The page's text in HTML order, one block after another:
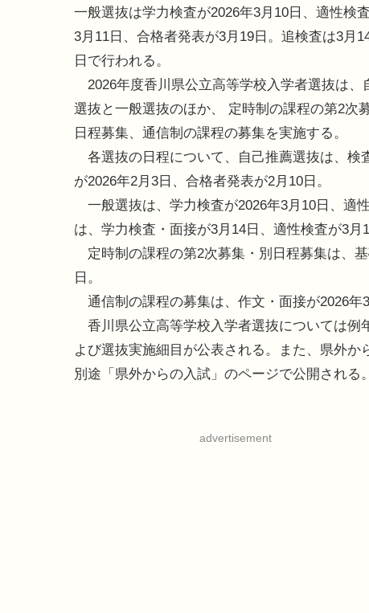
一般選抜は学力検査が2026年3月10日、適性検
3月11日、合格者発表が3月19日。追検査は3月
日で行われる。
2026年度香川県公立高等学校入学者選抜は、
選抜と一般選抜のほか、 定時制の課程の第2次
日程募集、通信制の課程の募集を実施する。
各選抜の日程について、自己推薦選抜は、検
が2026年2月3日、合格者発表が2月10日。
一般選抜は、学力検査が2026年3月10日、適
は、学力検査・面接が3月14日、適性検査が3月
定時制の課程の第2次募集・別日程募集は、
日。
通信制の課程の募集は、作文・面接が2026年3
香川県公立高等学校入学者選抜については例
よび選抜実施細目が公表される。また、県外か
別途「県外からの入試」のページで公開される。
advertisement